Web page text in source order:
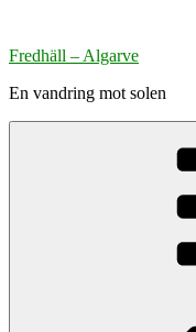
innehåll
Fredhäll – Algarve
En vandring mot solen